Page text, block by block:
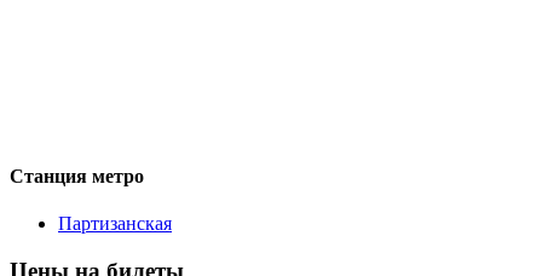
Станция метро
Партизанская
Цены на билеты